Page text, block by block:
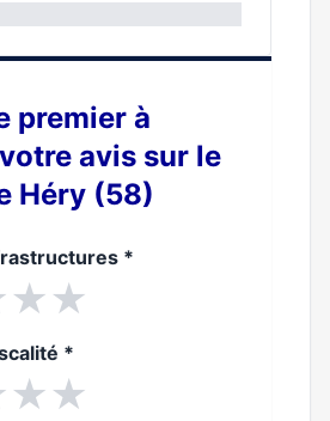
premier à
avis sur le
Héry (58)
*
★★
*
★★